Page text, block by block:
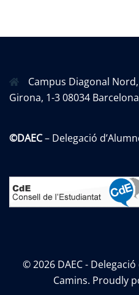
Campus Diagonal
Girona, 1-3 08034 Barcelona
©DAEC– Delegació
© 2026 DAEC -
Camins. Proudly